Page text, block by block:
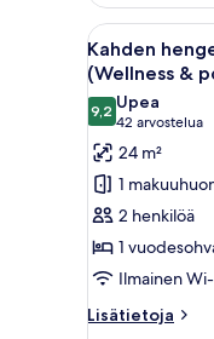
(kaksi
sänkyä)
(Wellness
&
pool
excluded)
Avaa
kaikki
huonetyypin
Kahden
hengen
superior-
huone,
useita
sänkyjä
(Wellness
&
7
Kahden
(Wellness &
9,29,2 kautta 10
Upea
42 arvostelua
(42
arvostelua)
24 m²
1
2 henkilöä
1
Ilmainen
Lisätietoja
Lisätietoja